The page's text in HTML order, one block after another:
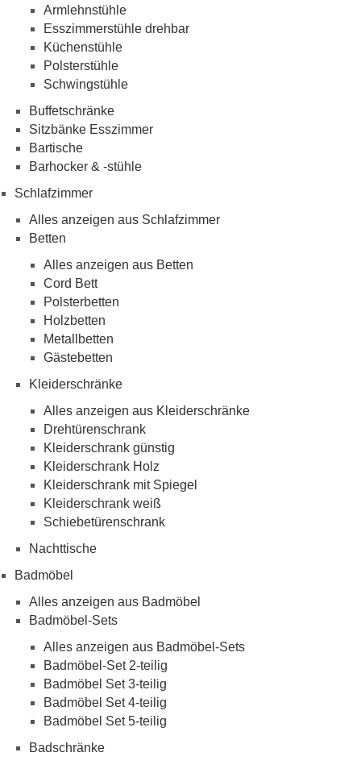
Armlehnstühle
Esszimmerstühle drehbar
Küchenstühle
Polsterstühle
Schwingstühle
Buffetschränke
Sitzbänke Esszimmer
Bartische
Barhocker & -stühle
Schlafzimmer
Alles anzeigen aus Schlafzimmer
Betten
Alles anzeigen aus Betten
Cord Bett
Polsterbetten
Holzbetten
Metallbetten
Gästebetten
Kleiderschränke
Alles anzeigen aus Kleiderschränke
Drehtürenschrank
Kleiderschrank günstig
Kleiderschrank Holz
Kleiderschrank mit Spiegel
Kleiderschrank weiß
Schiebetürenschrank
Nachttische
Badmöbel
Alles anzeigen aus Badmöbel
Badmöbel-Sets
Alles anzeigen aus Badmöbel-Sets
Badmöbel-Set 2-teilig
Badmöbel Set 3-teilig
Badmöbel Set 4-teilig
Badmöbel Set 5-teilig
Badschränke